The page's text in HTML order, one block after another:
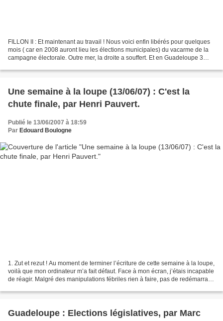
FILLON II : Et maintenant au travail ! Nous voici enfin libérés pour quelques
mois ( car en 2008 auront lieu les élections municipales) du vacarme de la
campagne électorale. Outre mer, la droite a souffert. Et en Guadeloupe 3
Une semaine à la loupe (13/06/07) : C'est la
chute finale, par Henri Pauvert.
Publié le 13/06/2007 à 18:59
Par Edouard Boulogne
1. Zut et rezut ! Au moment de terminer l’écriture de cette semaine à la loupe,
voilà que mon ordinateur m’a fait défaut. Face à mon écran, j’étais incapable
de réagir. Malgré des manipulations fébriles rien à faire, pas de redémarrage
Guadeloupe : Elections législatives, par Marc